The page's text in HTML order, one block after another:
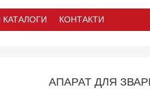
КОНТАКТИ
АПАРАТ ДЛЯ